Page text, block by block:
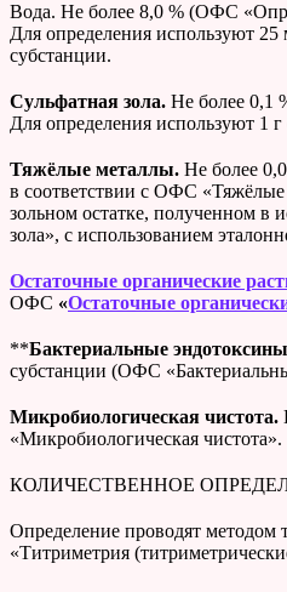
Вода. Не более 8,0 % (ОФС
Для определения используют 25
субстанции.
Сульфатная зола. Не более 0,1
Для определения используют 1
Тяжёлые металлы. Не более
в соответствии с ОФС
зольном остатке, полученном в
зола», с использованием
Остаточные органические
ОФС «Остаточные
**Бактериальные
субстанции (ОФС
Микробиологическая чистота.
«Микробиологическая чистота».
КОЛИЧЕСТВЕННОЕ
Определение проводят
«Титриметрия